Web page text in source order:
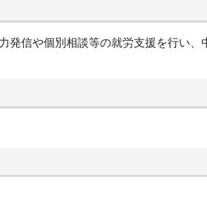
発信や個別相談等の就労支援を行い、